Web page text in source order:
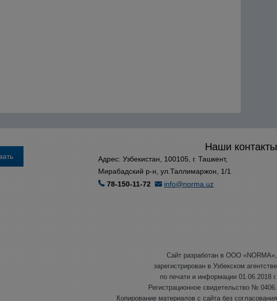
Наши контакты
Адрес: Узбекистан, 100105, г. Ташкент,
Мирабадский р-н, ул.Таллимаржон, 1/1
78-150-11-72
info@norma.uz
Сайт разработан в ООО «NORMA»,
зарегистрирован в Узбекском агентстве
по печати и информации 01.06.2018 г.
Регистрационное свидетельство № 0406.
Копирование материалов с сайта без согласования